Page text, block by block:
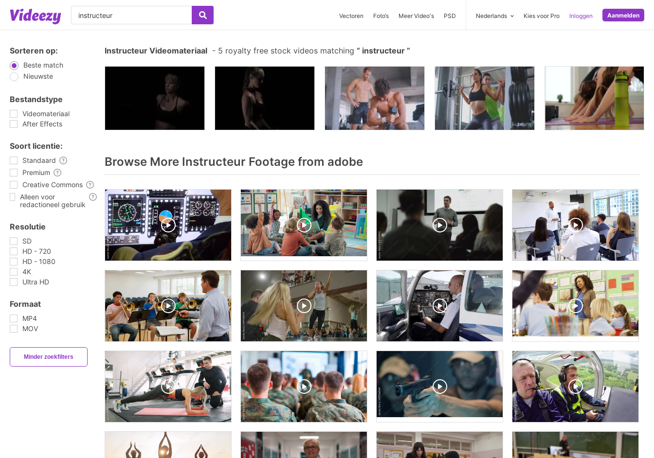
Vectoren Foto‘s Meer Video's PSD Nederlands Kies voor Pro Inloggen Aanmelden
Sorteren op:
Beste match
Nieuwste
Bestandstype
Videomateriaal
After Effects
Soort licentie:
Standaard
Premium
Creative Commons
Alleen voor
redactioneel gebruik
Resolutie
SD
HD - 720
HD - 1080
4K
Ultra HD
Formaat
MP4
MOV
Minder zoekfilters
Instructeur Videomateriaal - 5 royalty free stock videos matching instructeur
Browse More Instructeur Footage from adobe